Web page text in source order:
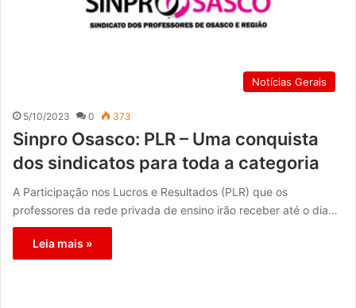
Notícias Gerais
5/10/2023 0 373
Sinpro Osasco: PLR – Uma conquista
dos sindicatos para toda a categoria
A Participação nos Lucros e Resultados (PLR) que os
professores da rede privada de ensino irão receber até o dia…
Leia mais »